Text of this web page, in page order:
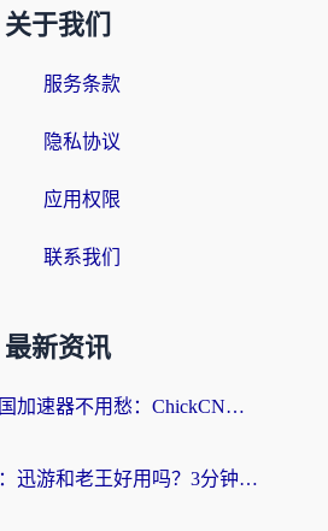
关于我们
服务条款
隐私协议
应用权限
联系我们
最新资讯
海外党选回国加速器不用愁：ChickCN和洞见哪个好？一篇搞定所有疑问
海外党必看：迅游和老王好用吗？3分钟选对加速国内网络的加速器